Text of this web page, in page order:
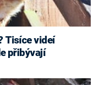
Tisíce videí
přibývají